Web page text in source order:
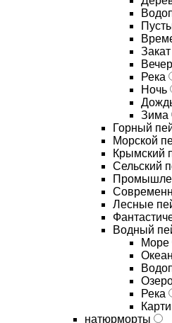
Закат
Вечер
Река
Ночь
Зима
Горный
Морской
Крымский
Сельский
Лесные
Водный
Море
Океан
Река
натюрморты